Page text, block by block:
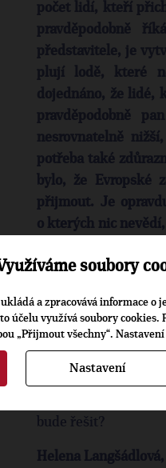
počet lidí, kteří
pravděpodobně
představitele, je
plují lodě, které
dojednáno, že lidé,
pravděpodobně
nesrovnatelně
potřeba také
bylo, že Evropské
přijmout. Je
o kterých nic
které prověří.
je důležité se vrátit
hranice
budou prověřeni. O
zda půjdou dál a ti,
Moderátorka
Nicméně i tato
bude řešit?
Helena
soubory
a zpracovává informace
účelu využívá soubory
„Přijmout všechny“.
Nastavení